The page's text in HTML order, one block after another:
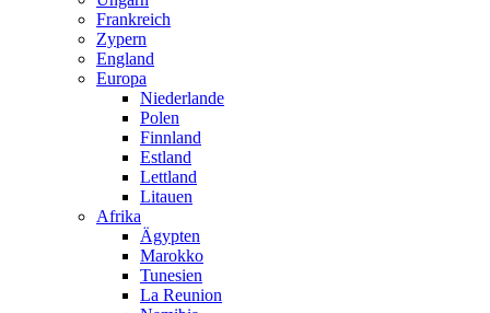
Frankreich
Zypern
England
Europa
Niederlande
Polen
Finnland
Estland
Lettland
Litauen
Afrika
Ägypten
Marokko
Tunesien
La Reunion